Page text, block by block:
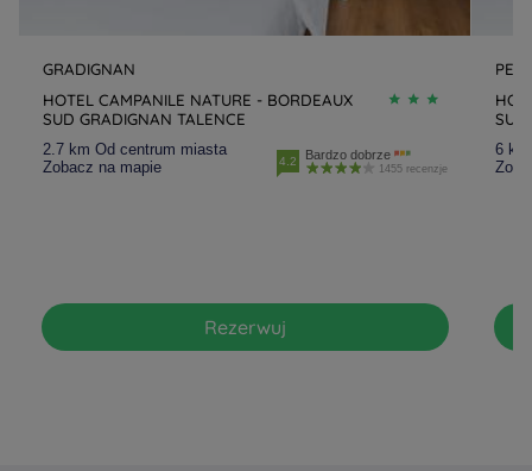
GRADIGNAN
HOTEL CAMPANILE NATURE - BORDEAUX
SUD GRADIGNAN TALENCE
2.7 km Od centrum miasta
Zobacz na mapie
4.2 Bardzo dobrze
1455 recenzje
Rezerwuj
SUD
6